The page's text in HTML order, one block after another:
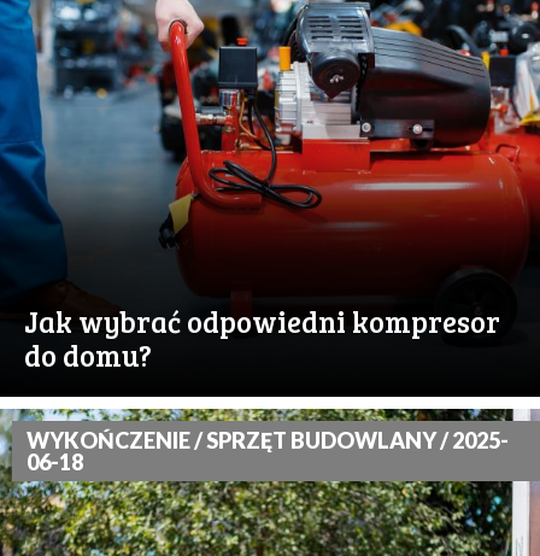
Jak wybrać odpowiedni kompresor
do domu?
WYKOŃCZENIE / SPRZĘT BUDOWLANY / 2025-
06-18